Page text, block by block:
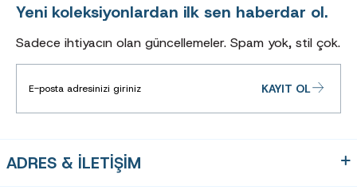
Yeni koleksiyonlardan ilk sen haberdar ol.
Sadece ihtiyacın olan güncellemeler. Spam yok, stil çok.
KAYIT OL
ADRES & İLETİŞİM